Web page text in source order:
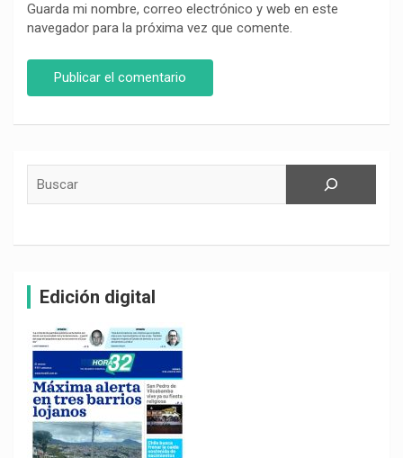
Guarda mi nombre, correo electrónico y web en este
navegador para la próxima vez que comente.
Edición digital